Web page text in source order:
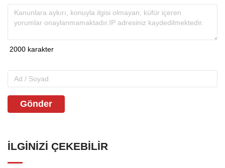
Gönder
İLGINIZI ÇEKEBILIR